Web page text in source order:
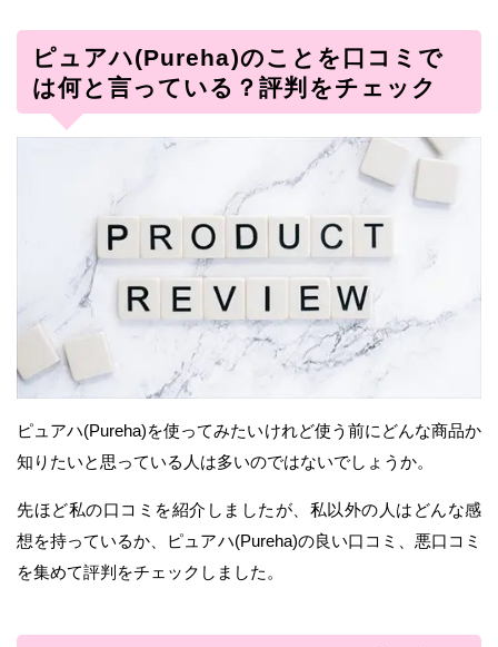
ピュアハ(Pureha)のことを口コミで
は何と言っている？評判をチェック
ピュアハ(Pureha)を使ってみたいけれど使う前にどんな商品か
知りたいと思っている人は多いのではないでしょうか。
先ほど私の口コミを紹介しましたが、私以外の人はどんな感
想を持っているか、ピュアハ(Pureha)の良い口コミ、悪口コミ
を集めて評判をチェックしました。